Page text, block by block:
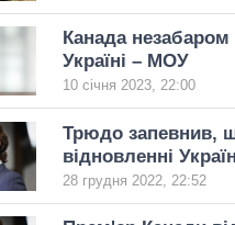
Канада
Україні – МОУ
10 січня 2023, 22:00
Трюдо запевнив,
відновленні
28 грудня 2022, 22:52